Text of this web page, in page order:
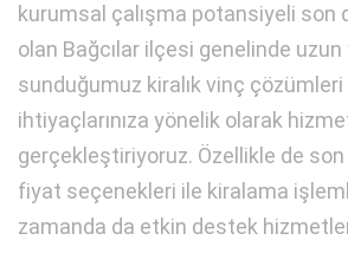
kurumsal çalışma potansiyeli son
olan Bağcılar ilçesi genelinde uzun
sunduğumuz kiralık vinç çözümleri
ihtiyaçlarınıza yönelik olarak
gerçekleştiriyoruz. Özellikle de
fiyat seçenekleri ile kiralama
zamanda da etkin destek